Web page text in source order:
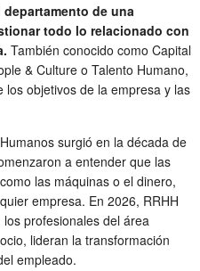
departamento de una
todo lo relacionado con
También conocido como Capital
& Culture o Talento Humano,
objetivos de la empresa y las
surgió en la década de
a entender que las
las máquinas o el dinero,
empresa. En 2026, RRHH
profesionales del área
lideran la transformación
empleado.